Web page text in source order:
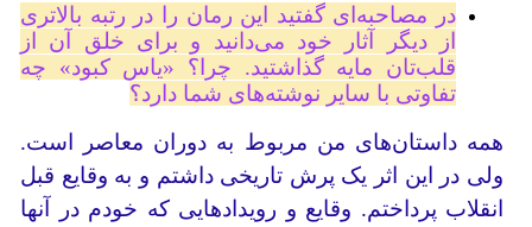
در مصاحبه‌ای گفتید این رمان را در رتبه بالاتری
از دیگر آثار خود می‌دانید و برای خلق آن از
قلب‌تان مایه گذاشتید. چرا؟ «یاس کبود» چه
تفاوتی با سایر نوشته‌های شما دارد؟
همه داستان‌های من مربوط به دوران معاصر است.
ولی در این اثر یک پرش تاریخی داشتم و به وقایع قبل
انقلاب پرداختم. وقایع و رویدادهایی که خودم در آنها